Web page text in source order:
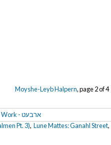
Moyshe-Leyb Halpern, page 2 of 4
Work - ארבעט
Pt. 3), Lune Mattes: Ganahl Street,